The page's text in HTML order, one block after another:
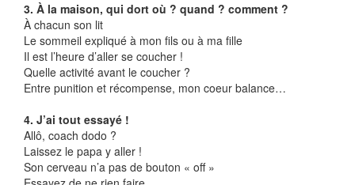
3. À la maison, qui dort où ? quand ? comment ?
À chacun son lit
Le sommeil expliqué à mon fils ou à ma fille
Il est l’heure d’aller se coucher !
Quelle activité avant le coucher ?
Entre punition et récompense, mon coeur balance…
4. J’ai tout essayé !
Allô, coach dodo ?
Laissez le papa y aller !
Son cerveau n’a pas de bouton « off »